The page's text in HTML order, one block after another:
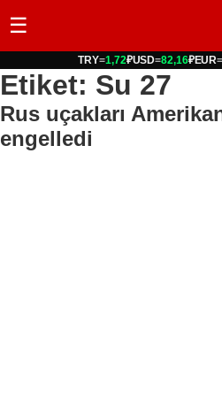
☰
TRY=1,72₽USD=82,16₽EUR
Etiket: Su 27
Rus uçakları
engelledi